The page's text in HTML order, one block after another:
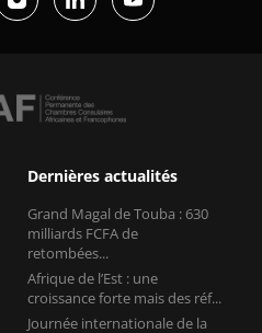
Dernières actualités
Grand Magal de Touba : 630
milliards FCFA de
retombées...
Afrique de l’Est : une
croissance forte mais des réf...
Journée internationale de la